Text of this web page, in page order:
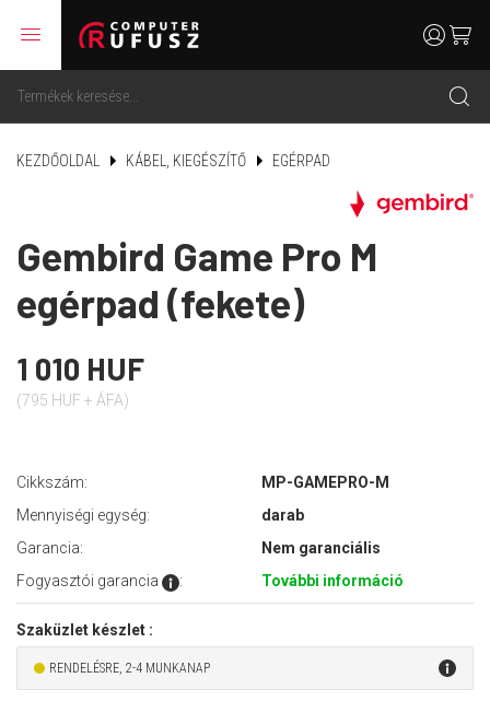
menu
search
usercart
KEZDŐOLDAL KÁBEL, KIEGÉSZÍTŐ EGÉRPAD
Gembird Game Pro M
egérpad (fekete)
1 010 HUF
(795 HUF + ÁFA)
Cikkszám:
MP-GAMEPRO-M
Mennyiségi egység:
darab
Garancia:
Nem garanciális
Fogyasztói garancia
: További információ
Szaküzlet készlet :
RENDELÉSRE, 2-4 MUNKANAP